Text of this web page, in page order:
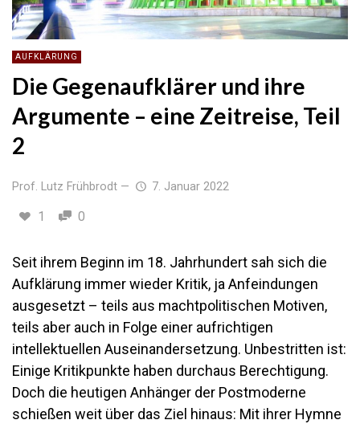
AUFKLÄRUNG
Die Gegenaufklärer und ihre
Argumente – eine Zeitreise, Teil
2
Prof. Lutz Frühbrodt — 7. Januar 2022
1 0
Seit ihrem Beginn im 18. Jahrhundert sah sich die
Aufklärung immer wieder Kritik, ja Anfeindungen
ausgesetzt – teils aus machtpolitischen Motiven,
teils aber auch in Folge einer aufrichtigen
intellektuellen Auseinandersetzung. Unbestritten ist:
Einige Kritikpunkte haben durchaus Berechtigung.
Doch die heutigen Anhänger der Postmoderne
schießen weit über das Ziel hinaus: Mit ihrer Hymne